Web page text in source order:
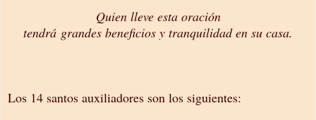
Quien lleve esta oración
tendrá grandes beneficios y tranquilidad en su casa.
Los 14 santos auxiliadores son los siguientes: